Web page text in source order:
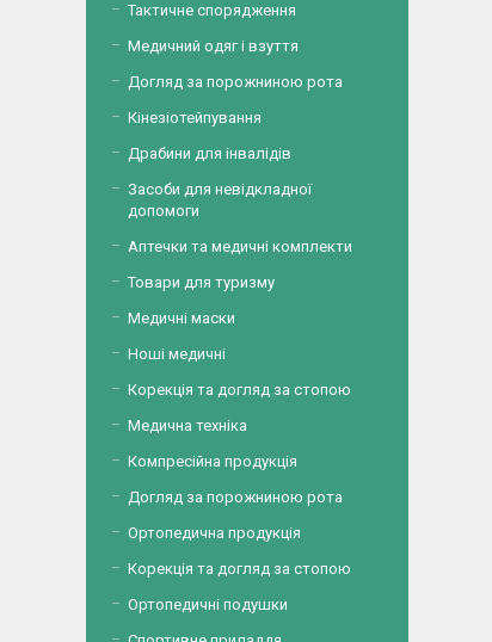
Тактичне спорядження
Медичний одяг і взуття
Догляд за порожниною рота
Кінезіотейпування
Драбини для інвалідів
Засоби для невідкладної
допомоги
Аптечки та медичні комплекти
Товари для туризму
Медичні маски
Ноші медичні
Корекція та догляд за стопою
Медична техніка
Компресійна продукція
Догляд за порожниною рота
Ортопедична продукція
Корекція та догляд за стопою
Ортопедичні подушки